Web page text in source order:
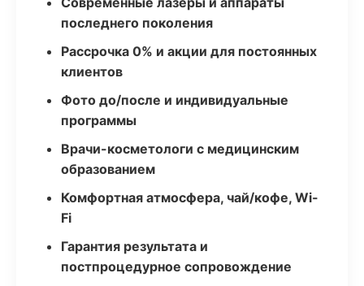
последнего поколения
Рассрочка 0% и акции для постоянных
клиентов
Фото до/после и индивидуальные
программы
Врачи-косметологи с медицинским
образованием
Комфортная атмосфера, чай/кофе, Wi-
Fi
Гарантия результата и
постпроцедурное сопровождение